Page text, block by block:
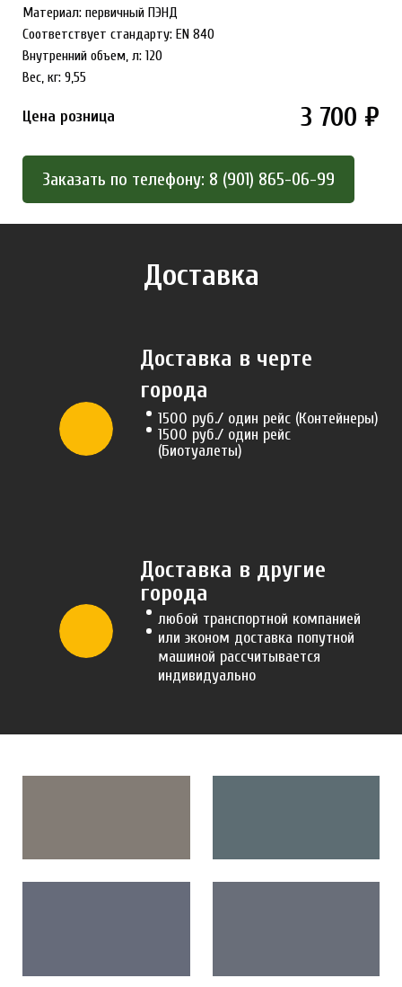
Материал: первичный ПЭНД
Соответствует стандарту: EN 840
Внутренний объем, л: 120
Вес, кг: 9,55
Цена розница 3 700 ₽
Заказать по телефону: 8 (901) 865-06-99
Доставка
Доставка в черте
города
1500 руб./ один рейс (Контейнеры)
1500 руб./ один рейс
(Биотуалеты)
Доставка в другие
города
любой транспортной компанией
или эконом доставка попутной
машиной рассчитывается
индивидуально